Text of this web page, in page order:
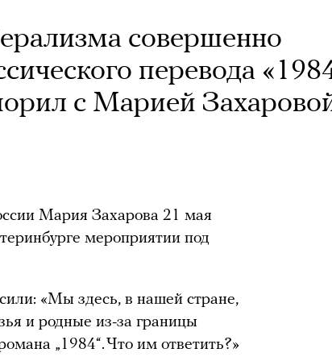
совершенно
перевода
с Марией
Мария Захарова 21 мая
мероприятии под
«Мы здесь, в нашей стране,
и родные из-за границы
„1984“. Что им ответить?»